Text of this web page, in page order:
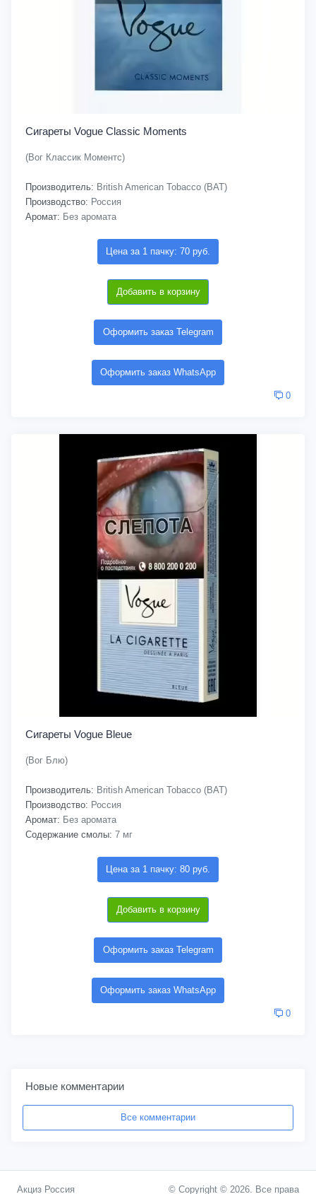
Сигареты Vogue Classic Moments
(Вог Классик Моментс)
Производитель: British American Tobacco (BAT)
Производство: Россия
Аромат: Без аромата
Цена за 1 пачку: 70 руб.
Добавить в корзину
Оформить заказ Telegram
Оформить заказ WhatsApp
0
Сигареты Vogue Bleue
(Вог Блю)
Производитель: British American Tobacco (BAT)
Производство: Россия
Аромат: Без аромата
Содержание смолы: 7 мг
Цена за 1 пачку: 80 руб.
Добавить в корзину
Оформить заказ Telegram
Оформить заказ WhatsApp
0
Новые комментарии
Все комментарии
Акциз Россия © Copyright © 2026. Все права